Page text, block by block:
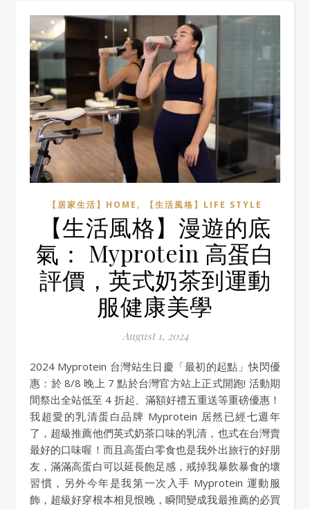
【居家生活】HOME , 【生活風格】LIFE STYLE
【生活風格】漫遊的底
氣： Myprotein 高蛋白
評價，英式奶茶到運動
服健康美學
August 1, 2024
2024 Myprotein 台灣站生日慶「最初的起點」快閃優
惠：於 8/8 晚上 7 點於台灣官方站上正式開跑! 活動期
間祭出全站低至 4 折起、滿額好禮五重送等重磅優惠！
我超愛的乳清蛋白品牌 Myprotein 居然已經七週年
了，超級推薦他們英式奶茶口味的乳清，也式在台灣賣
最好的口味喔！而且高蛋白零食也是我外出旅行的好朋
友，滿滿高蛋白可以延長飽足感，戒掉我暴飲暴食的壞
習慣，另外今年是我第一次入手 Myprotein 運動服
飾，超級好穿根本相見恨晚，瞬間變成我最推薦的必買